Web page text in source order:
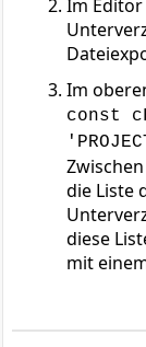
Im
Im
const
die Liste
diese
mit